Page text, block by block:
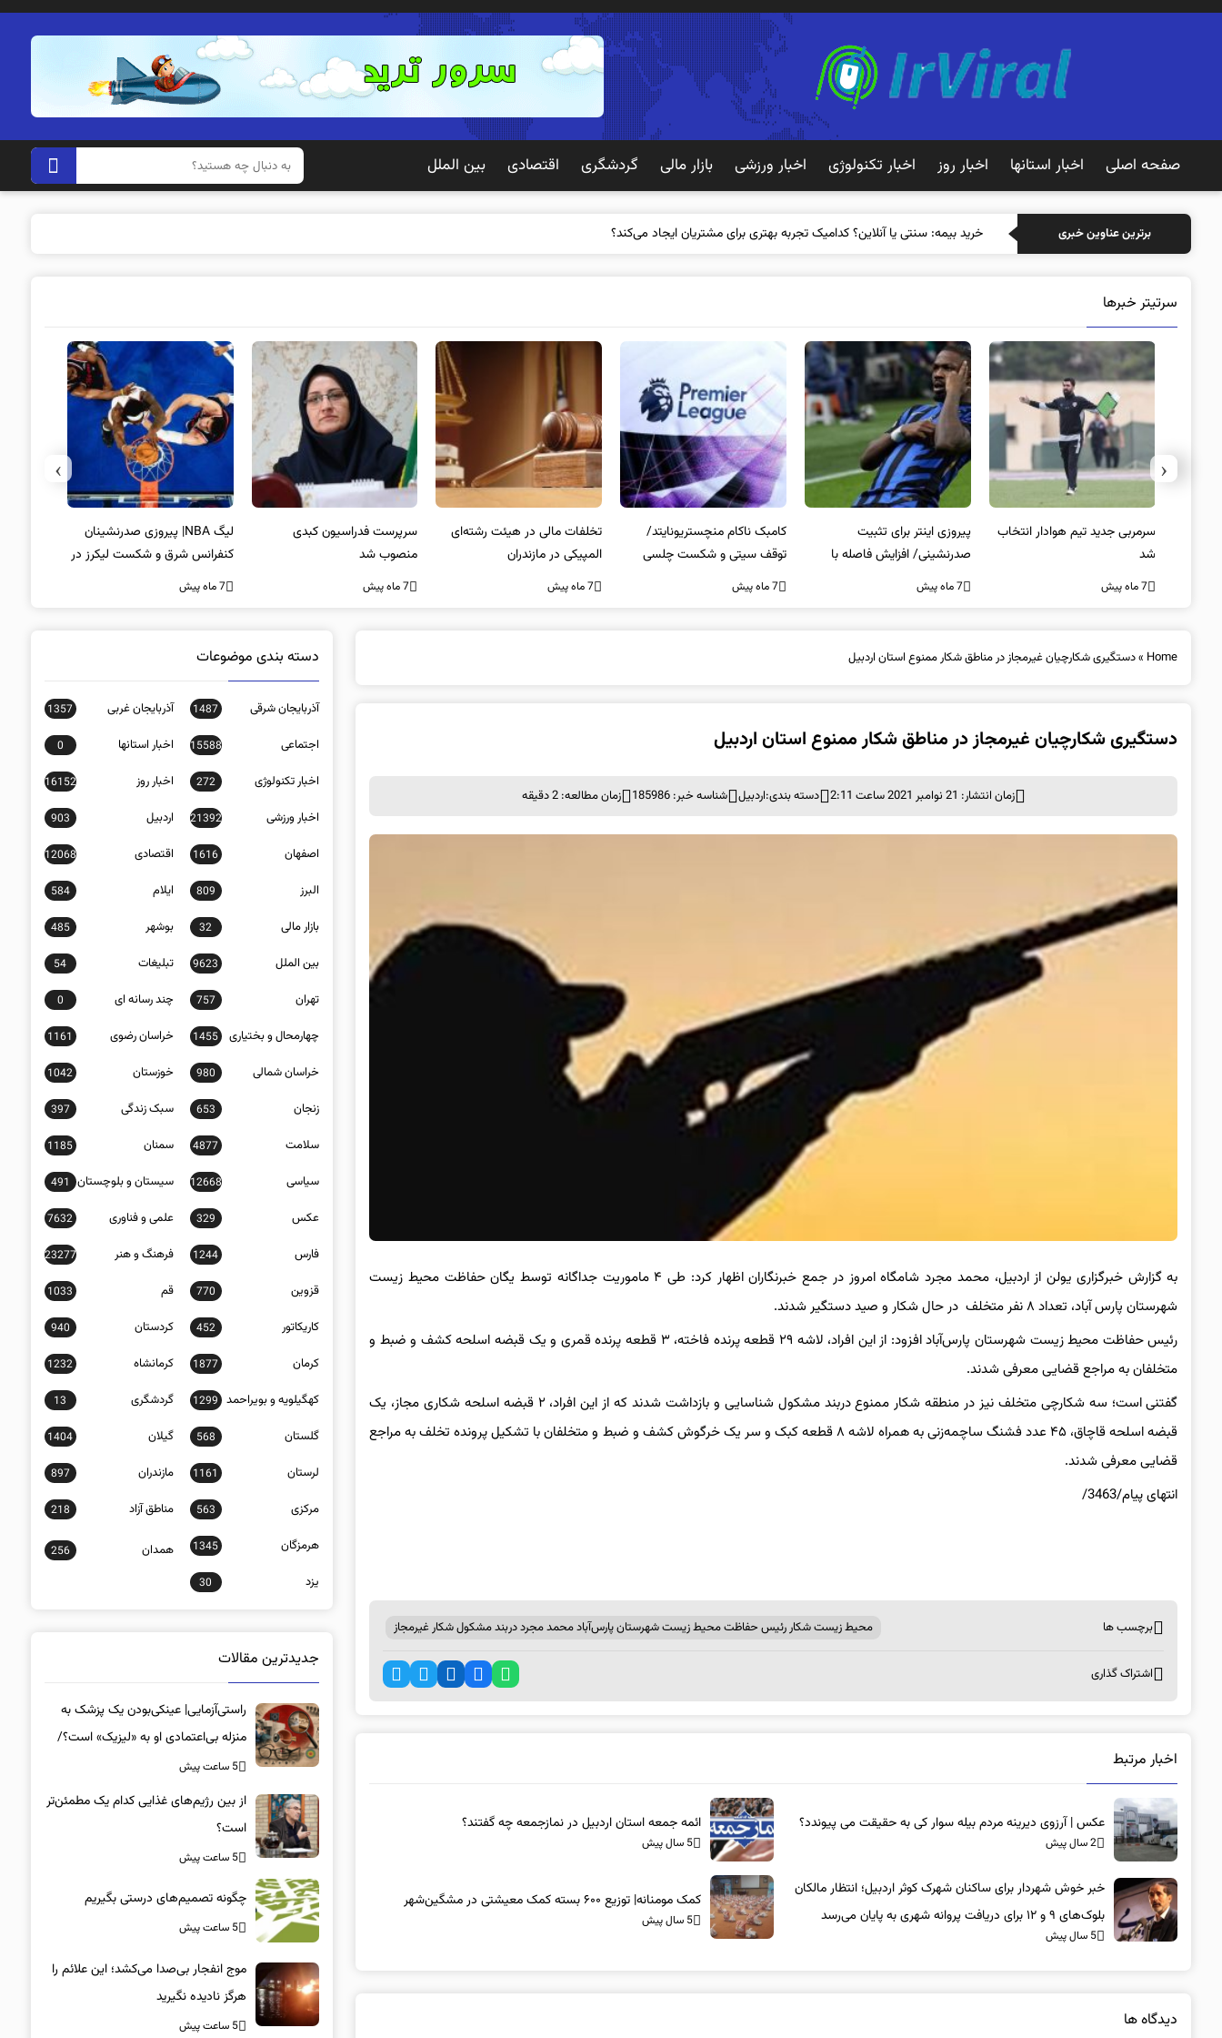
صفحه اصلی اخبار استانها اخبار روز اخبار تکنولوژی اخبار ورزشی بازار مالی گردشگری اقتصادی بین الملل
برترین عناوین خبری خرید بیمه: سنتی
سرتیتر خبرها
سرمربی جدید تیم هوادار انتخاب
شد
7 ماه پیش
پیروزی اینتر برای تثبیت
صدرنشینی/ افزایش فاصله با
ناپولی
7 ماه پیش
کامبک ناکام منچستریونایتد/
توقف سیتی و شکست چلسی
7 ماه پیش
تخلفات مالی در هیئت رشته‌ای
المپیکی در مازندران
7 ماه پیش
سرپرست فدراسیون کبدی
منصوب شد
7 ماه پیش
لیگ NBA| پیروزی صدرنشینان
کنفرانس شرق و شکست لیکرز در
غیاب جیمز
7 ماه پیش
‹
›
Home
»دستگیری شکارچیان غیرمجاز در مناطق شکار ممنوع استان اردبیل
دستگیری شکارچیان غیرمجاز در مناطق شکار ممنوع استان اردبیل
زمان انتشار: 21 نوامبر 2021 ساعت 2:11 دسته بندی:اردبیل شناسه خبر: 185986 زمان مطالعه: 2 دقیقه
به گزارش خبرگزاری یولن از اردبیل، محمد مجرد شامگاه امروز در جمع خبرنگاران اظهار کرد: طی ۴ ماموریت جداگانه توسط یگان حفاظت محیط زیست
شهرستان پارس آباد، تعداد ۸ نفر متخلف در حال شکار و صید دستگیر شدند.
رئیس حفاظت محیط زیست شهرستان پارس‌آباد افزود: از این افراد، لاشه ۲۹ قطعه پرنده فاخته، ۳ قطعه پرنده قمری و یک قبضه اسلحه کشف و ضبط و
متخلفان به مراجع قضایی معرفی شدند.
گفتنی است؛ سه شکارچی متخلف نیز در منطقه شکار ممنوع دربند مشکول شناسایی و بازداشت شدند که از این افراد، ۲ قبضه اسلحه شکاری مجاز، یک
قبضه اسلحه قاچاق، ۴۵ عدد فشنگ ساچمه‌زنی به همراه لاشه ۸ قطعه کبک و سر یک خرگوش کشف و ضبط و متخلفان با تشکیل پرونده تخلف به مراجع
قضایی معرفی شدند.
انتهای پیام/3463/
برچسب ها محیط زیست شکار رئیس حفاظت محیط زیست شهرستان پارس‌آباد محمد مجرد دربند مشکول شکار غیرمجاز
اشتراک گذاری
اخبار مرتبط
عکس | آرزوی دیرینه مردم بیله سوار کی به حقیقت می پیوندد؟
2 سال پیش
ائمه جمعه استان اردبیل در نمازجمعه چه گفتند؟
5 سال پیش
خبر خوش شهردار برای ساکنان شهرک کوثر اردبیل؛ انتظار مالکان
بلوک‌های ۹ و ۱۲ برای دریافت پروانه شهری به پایان می‌رسد
5 سال پیش
کمک مومنانه| توزیع ۶۰۰ بسته کمک معیشتی در مشگین‌شهر
5 سال پیش
دیدگاه ها
دسته بندی موضوعات
آذربایجان شرقی 1487 آذربایجان غربی 1357
اجتماعی 15588 اخبار استانها 0
اخبار تکنولوژی 272 اخبار روز 16152
اخبار ورزشی 21392 اردبیل 903
اصفهان 1616 اقتصادی 12068
البرز 809 ایلام 584
بازار مالی 32 بوشهر 485
بین الملل 9623 تبلیغات 54
تهران 757 چند رسانه ای 0
چهارمحال و بختیاری 1455 خراسان رضوی 1161
خراسان شمالی 980 خوزستان 1042
زنجان 653 سبک زندگی 397
سلامت 4877 سمنان 1185
سیاسی 12668 سیستان و بلوچستان 491
عکس 329 علمی و فناوری 7632
فارس 1244 فرهنگ و هنر 23277
قزوین 770 قم 1033
کاریکاتور 452 کردستان 940
کرمان 1877 کرمانشاه 1232
کهگیلویه و بویراحمد 1299 گردشگری 13
گلستان 568 گیلان 1404
لرستان 1161 مازندران 897
مرکزی 563 مناطق آزاد 218
هرمزگان 1345 همدان 256
یزد 30
جدیدترین مقالات
راستی‌آزمایی| عینکی‌بودن یک پزشک به
منزله بی‌اعتمادی او به «لیزیک» است؟/
جراحان، چشم فرزندان خود را لیزیک
می‌کنند؟
5 ساعت پیش
از بین رژیم‌های غذایی کدام یک مطمئن‌تر
است؟‌
5 ساعت پیش
چگونه تصمیم‌های درستی بگیریم
5 ساعت پیش
موج انفجار بی‌صدا می‌کشد؛ این علائم را
هرگز نادیده نگیرید
5 ساعت پیش